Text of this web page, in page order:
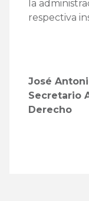
la
respectiva
José
Secretario
Derecho